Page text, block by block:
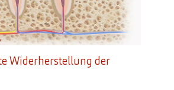
Widerherstellung der